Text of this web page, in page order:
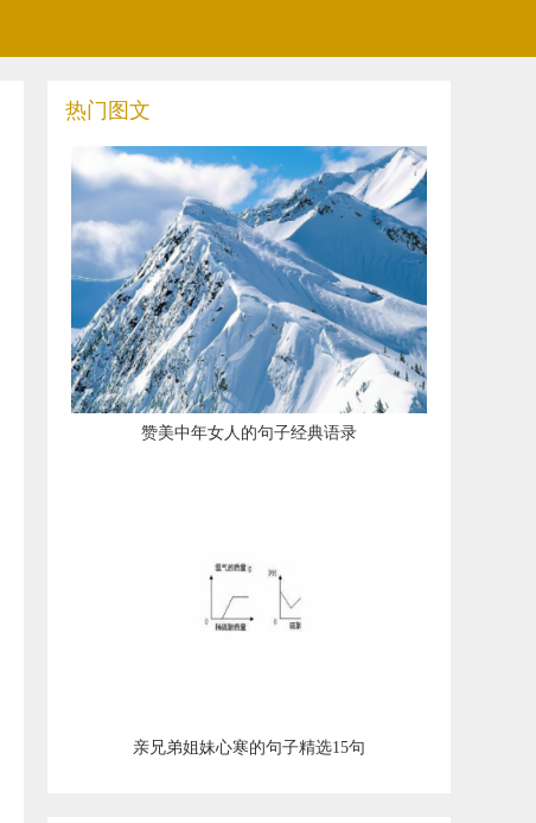
热门图文
​赞美中年女人的句子经典语录
​亲兄弟姐妹心寒的句子精选15句